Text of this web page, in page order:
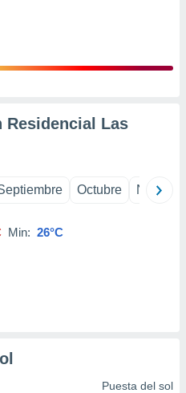
Residencial Las
Octubre
Min: 26°C
Puesta del sol